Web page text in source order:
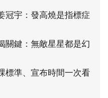
冠宇：發高燒是指標症
關鍵：無敵星星都是幻
標準、宣布時間一次看